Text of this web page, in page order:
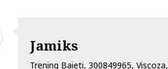
Jamiks
Trening Baieti, 300849965, Viscoza,